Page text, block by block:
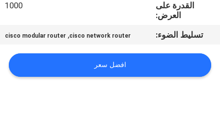
القضايا
القدرة على
العرض:
1000
تسليط الضوء: cisco network router
,
cisco modular router
افضل سعر